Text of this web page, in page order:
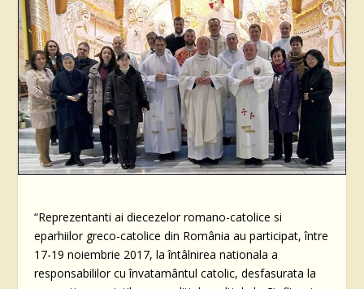
“Reprezentanti ai diecezelor romano-catolice si
eparhiilor greco-catolice din România au participat, între
17-19 noiembrie 2017, la întâlnirea nationala a
responsabililor cu învatamântul catolic, desfasurata la